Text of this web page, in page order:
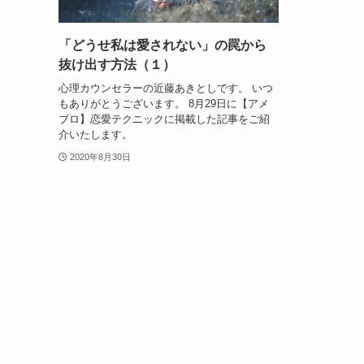
「どうせ私は愛されない」の罠から
抜け出す方法（１）
心理カウンセラーの近藤あきとしです。 いつ
もありがとうございます。 8月29日に【アメ
ブロ】恋愛テクニックに掲載した記事をご紹
介いたします。
2020年8月30日